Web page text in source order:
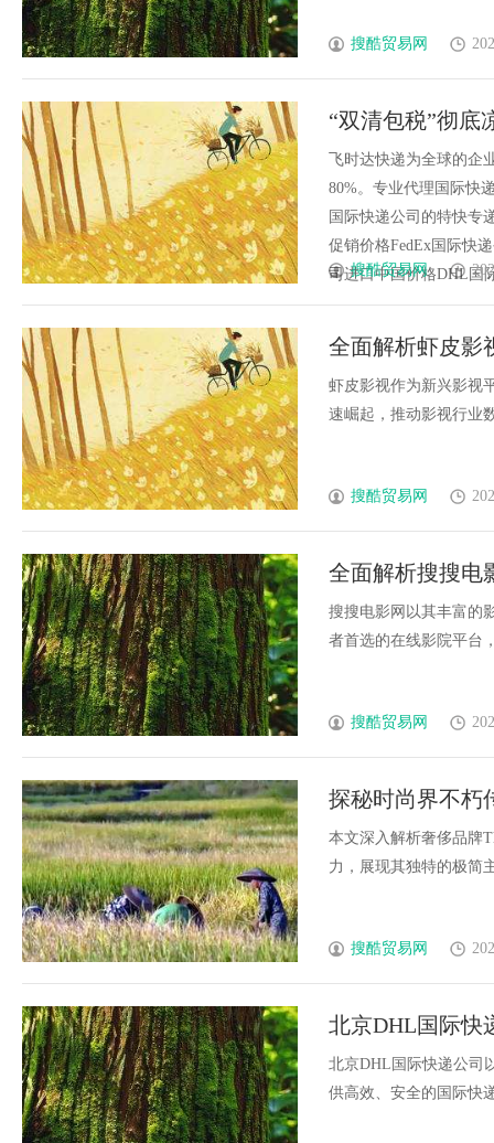
搜酷贸易网
“双清包税”彻底
国际快递_上飞
飞时达快递为全球的企
80%。专业代理国际快
国际快递公司的特快专
促销价格FedEx国际快
司进口中国价格DHL国
搜酷贸易网
全面解析虾皮影
虾皮影视作为新兴影视
速崛起，推动影视行业
搜酷贸易网
全面解析搜搜电
台推荐
搜搜电影网以其丰富的
者首选的在线影院平台
搜酷贸易网
探秘时尚界不朽
本文深入解析奢侈品牌
力，展现其独特的极简
搜酷贸易网
北京DHL国际快
析
北京DHL国际快递公司
供高效、安全的国际快